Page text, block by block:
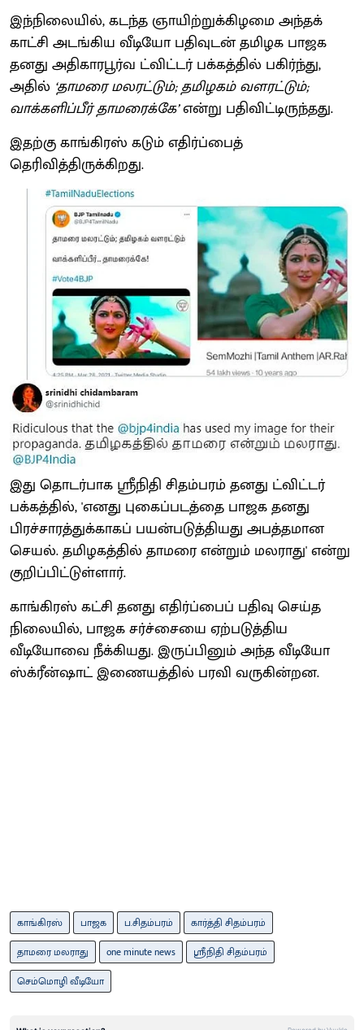
இந்நிலையில், கடந்த ஞாயிற்றுக்கிழமை அந்தக்
காட்சி அடங்கிய வீடியோ பதிவுடன் தமிழக பாஜக
தனது அதிகாரபூர்வ ட்விட்டர் பக்கத்தில் பகிர்ந்து,
அதில் ‘தாமரை மலரட்டும்; தமிழகம் வளரட்டும்;
வாக்களிப்பீர் தாமரைக்கே’என்று பதிவிட்டிருந்தது.
இதற்கு காங்கிரஸ் கடும் எதிர்ப்பைத்
தெரிவித்திருக்கிறது.
இது தொடர்பாக ஸ்ரீநிதி சிதம்பரம் தனது ட்விட்டர்
பக்கத்தில், 'எனது புகைப்படத்தை பாஜக தனது
பிரச்சாரத்துக்காகப் பயன்படுத்தியது அபத்தமான
செயல். தமிழகத்தில் தாமரை என்றும் மலராது' என்று
குறிப்பிட்டுள்ளார்.
காங்கிரஸ் கட்சி தனது எதிர்ப்பைப் பதிவு செய்த
நிலையில், பாஜக சர்ச்சையை ஏற்படுத்திய
வீடியோவை நீக்கியது. இருப்பினும் அந்த வீடியோ
ஸ்க்ரீன்ஷாட் இணையத்தில் பரவி வருகின்றன.
காங்கிரஸ் பாஜக ப.சிதம்பரம்
கார்த்தி சிதம்பரம்
தாமரை மலராது
one minute news
ஸ்ரீநிதி சிதம்பரம்
செம்மொழி வீடியோ